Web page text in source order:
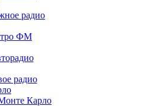
радио
ФМ
радио
Карло